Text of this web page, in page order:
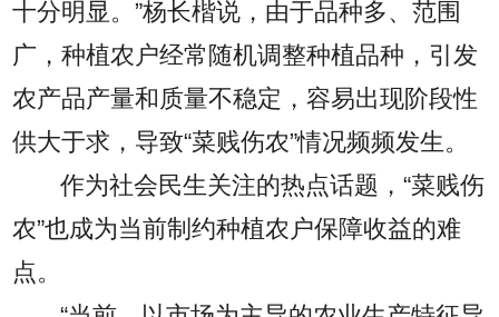
十分明显。”杨长楷说，由于品种多、范围
广，种植农户经常随机调整种植品种，引发
农产品产量和质量不稳定，容易出现阶段性
供大于求，导致“菜贱伤农”情况频频发生。
作为社会民生关注的热点话题，“菜贱伤
农”也成为当前制约种植农户保障收益的难
点。